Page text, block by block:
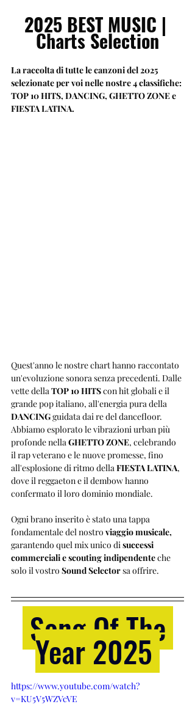
2025 BEST MUSIC |
Charts Selection
La raccolta di tutte le canzoni del 2025
selezionate per voi nelle nostre 4 classifiche:
TOP 10 HITS, DANCING, GHETTO ZONE e
FIESTA LATINA.
Quest'anno le nostre chart hanno raccontato
un'evoluzione sonora senza precedenti. Dalle
vette della TOP 10 HITS con hit globali e il
grande pop italiano, all'energia pura della
DANCING guidata dai re del dancefloor.
Abbiamo esplorato le vibrazioni urban più
profonde nella GHETTO ZONE, celebrando
il rap veterano e le nuove promesse, fino
all'esplosione di ritmo della FIESTA LATINA,
dove il reggaeton e il dembow hanno
confermato il loro dominio mondiale.
Ogni brano inserito è stato una tappa
fondamentale del nostro viaggio musicale,
garantendo quel mix unico di successi
commerciali e scouting indipendente che
solo il vostro Sound Selector sa offrire.
Year 2025
https://www.youtube.com/watch?
v=KU5V5WZVcVE